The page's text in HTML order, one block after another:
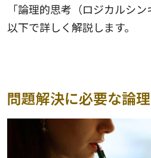
「論理的思考（ロジカルシン
以下で詳しく解説します。
問題解決に必要な論